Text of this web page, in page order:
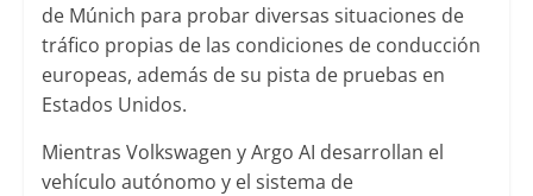
de Múnich para probar diversas situaciones de
tráfico propias de las condiciones de conducción
europeas, además de su pista de pruebas en
Estados Unidos.
Mientras Volkswagen y Argo AI desarrollan el
vehículo autónomo y el sistema de